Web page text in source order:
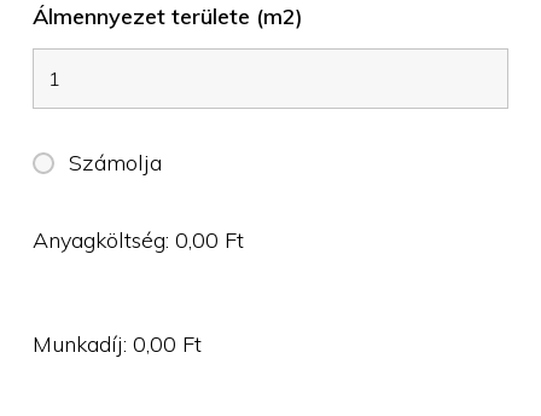
Álmennyezet területe (m2)
Számolja
Anyagköltség:0,00 Ft
Munkadíj:0,00 Ft